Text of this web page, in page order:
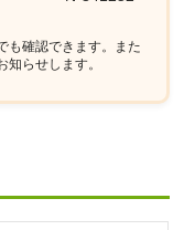
も確認できます。また
知らせします。